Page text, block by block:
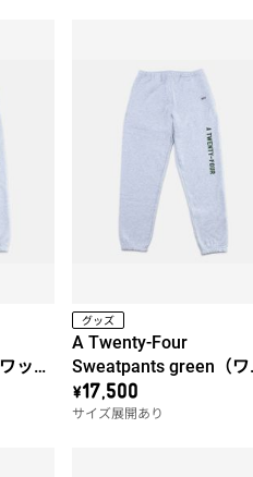
ッペ
グッズ
A Twenty-Four
Sweatpants green（ワ
ペン左）
\17,500
サイズ展開あり